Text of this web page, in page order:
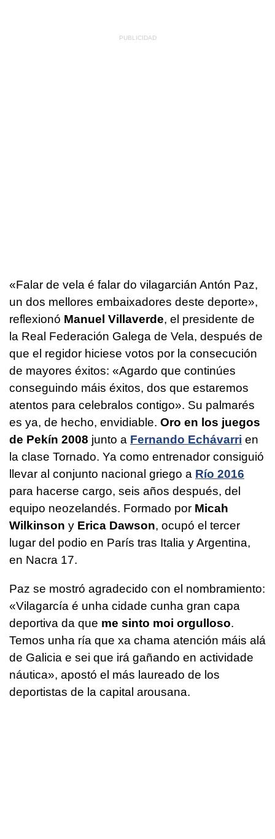
«Falar de vela é falar do vilagarcián Antón Paz,
un dos mellores embaixadores deste deporte»,
reflexionó Manuel Villaverde, el presidente de
la Real Federación Galega de Vela, después de
que el regidor hiciese votos por la consecución
de mayores éxitos: «Agardo que continúes
conseguindo máis éxitos, dos que estaremos
atentos para celebralos contigo». Su palmarés
es ya, de hecho, envidiable. Oro en los juegos
de Pekín 2008 junto a Fernando Echávarri en
la clase Tornado. Ya como entrenador consiguió
llevar al conjunto nacional griego a Río 2016
para hacerse cargo, seis años después, del
equipo neozelandés. Formado por Micah
Wilkinson y Erica Dawson, ocupó el tercer
lugar del podio en París tras Italia y Argentina,
en Nacra 17.
Paz se mostró agradecido con el nombramiento:
«Vilagarcía é unha cidade cunha gran capa
deportiva da que me sinto moi orgulloso.
Temos unha ría que xa chama atención máis alá
de Galicia e sei que irá gañando en actividade
náutica», apostó el más laureado de los
deportistas de la capital arousana.